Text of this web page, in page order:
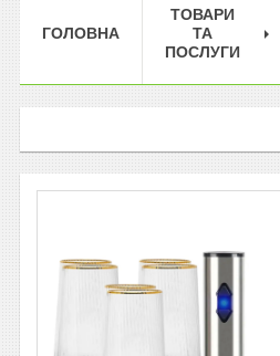
ГОЛОВНА
ТОВАРИ
ТА
ПОСЛУГИ